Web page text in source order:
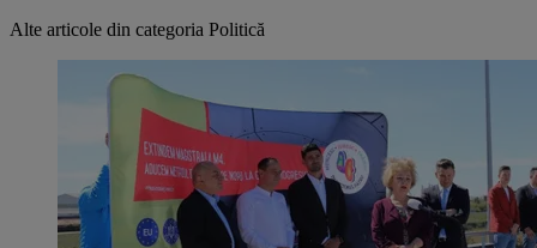
Alte articole din categoria Politică